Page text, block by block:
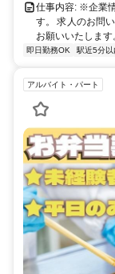
仕事内容: ※企業
す。 求人のお問
お願いいたしま
即日勤務OK 駅近5分以
アルバイト・パート